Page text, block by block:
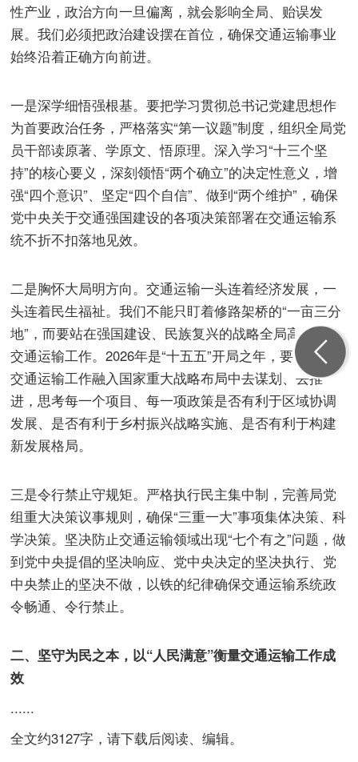
性产业，政治方向一旦偏离，就会影响全局、贻误发
展。我们必须把政治建设摆在首位，确保交通运输事业
始终沿着正确方向前进。
一是深学细悟强根基。要把学习贯彻总书记党建思想作
为首要政治任务，严格落实“第一议题”制度，组织全局党
员干部读原著、学原文、悟原理。深入学习“十三个坚
持”的核心要义，深刻领悟“两个确立”的决定性意义，增
强“四个意识”、坚定“四个自信”、做到“两个维护”，确保
党中央关于交通强国建设的各项决策部署在交通运输系
统不折不扣落地见效。
二是胸怀大局明方向。交通运输一头连着经济发展，一
头连着民生福祉。我们不能只盯着修路架桥的“一亩三分
地”，而要站在强国建设、民族复兴的战略全局高度审视
交通运输工作。2026年是“十五五”开局之年，要自觉把
交通运输工作融入国家重大战略布局中去谋划、去推
进，思考每一个项目、每一项政策是否有利于区域协调
发展、是否有利于乡村振兴战略实施、是否有利于构建
新发展格局。
三是令行禁止守规矩。严格执行民主集中制，完善局党
组重大决策议事规则，确保“三重一大”事项集体决策、科
学决策。坚决防止交通运输领域出现“七个有之”问题，做
到党中央提倡的坚决响应、党中央决定的坚决执行、党
中央禁止的坚决不做，以铁的纪律确保交通运输系统政
令畅通、令行禁止。
二、坚守为民之本，以“人民满意”衡量交通运输工作成
效
......
全文约3127字，请下载后阅读、编辑。